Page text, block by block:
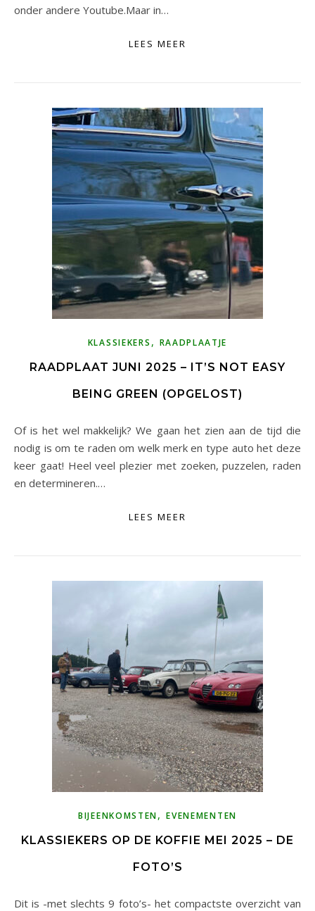
onder andere Youtube.Maar in…
LEES MEER
KLASSIEKERS , RAADPLAATJE
RAADPLAAT JUNI 2025 – IT’S NOT EASY
BEING GREEN (OPGELOST)
Of is het wel makkelijk? We gaan het zien aan de tijd die
nodig is om te raden om welk merk en type auto het deze
keer gaat! Heel veel plezier met zoeken, puzzelen, raden
en determineren.…
LEES MEER
BIJEENKOMSTEN,EVENEMENTEN
KLASSIEKERS OP DE KOFFIE MEI 2025 – DE
FOTO’S
Dit is -met slechts 9 foto’s- het compactste overzicht van